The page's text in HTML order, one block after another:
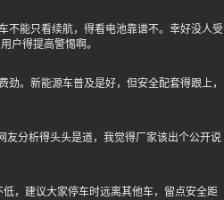
不能只看续航，得看电池靠谱不。幸好没人受
户得提高警惕啊。
。新能源车普及是好，但安全配套得跟上，
友分析得头头是道，我觉得厂家该出个公开说
，建议大家停车时远离其他车，留点安全距